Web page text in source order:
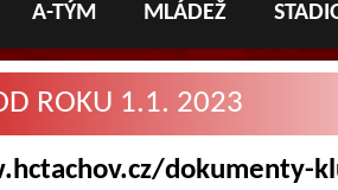
A-TÝM MLÁDEŽ
ROKU 1.1. 2023
dokumenty-